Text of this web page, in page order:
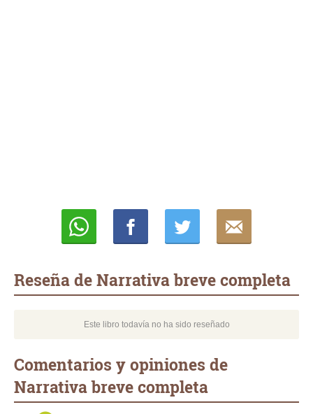
Reseña de Narrativa breve completa
Este libro todavía no ha sido reseñado
Comentarios y opiniones de
Narrativa breve completa